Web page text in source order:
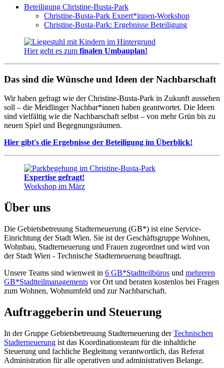
Beteiligung Christine-Busta-Park
Christine-Busta-Park Expert*innen-Workshop
Christine-Busta-Park: Ergebnisse Beteiligung
Hier geht es zum finalen Umbauplan!
Das sind die Wünsche und Ideen der Nachbarschaft
Wir haben gefragt wie der Christine-Busta-Park in Zukunft aussehen
soll – die Meidlinger Nachbar*innen haben geantwortet. Die Ideen
sind vielfältig wie die Nachbarschaft selbst – von mehr Grün bis zu
neuen Spiel und Begegnungsräumen.
Hier gibt's die Ergebnisse der Beteiligung im Überblick!
Expertise gefragt!
Workshop im März
Über uns
Die Gebietsbetreuung Stadterneuerung (GB*) ist eine Service-
Einrichtung der Stadt Wien. Sie ist der Geschäfts­gruppe Wohnen,
Wohnbau, Stadt­erneuerung und Frauen zugeordnet und wird von
der Stadt Wien - Technische Stadterneuerung beauftragt.
Unsere Teams sind wienweit in 6 GB*Stadtteilbüros und mehreren
GB*Stadtteilmanagements vor Ort und beraten kostenlos bei Fragen
zum Wohnen, Wohnumfeld und zur Nachbarschaft.
Auftraggeberin und Steuerung
In der Gruppe Gebietsbetreuung Stadterneuerung derTechnischen
Stadterneuerung ist das Koordinationsteam für die inhaltliche
Steuerung und fachliche Begleitung verantwortlich, das Referat
Administration für alle operativen und administrativen Belange.